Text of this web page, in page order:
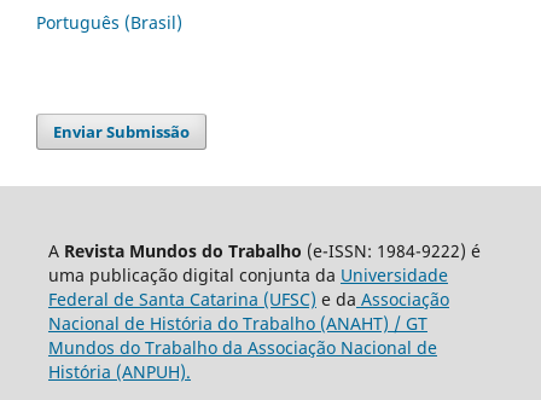
Português (Brasil)
Enviar Submissão
A Revista Mundos do Trabalho (e-ISSN: 1984-9222) é
uma publicação digital conjunta da Universidade
Federal de Santa Catarina (UFSC) e da Associação
Nacional de História do Trabalho (ANAHT) / GT
Mundos do Trabalho da Associação Nacional de
História (ANPUH).